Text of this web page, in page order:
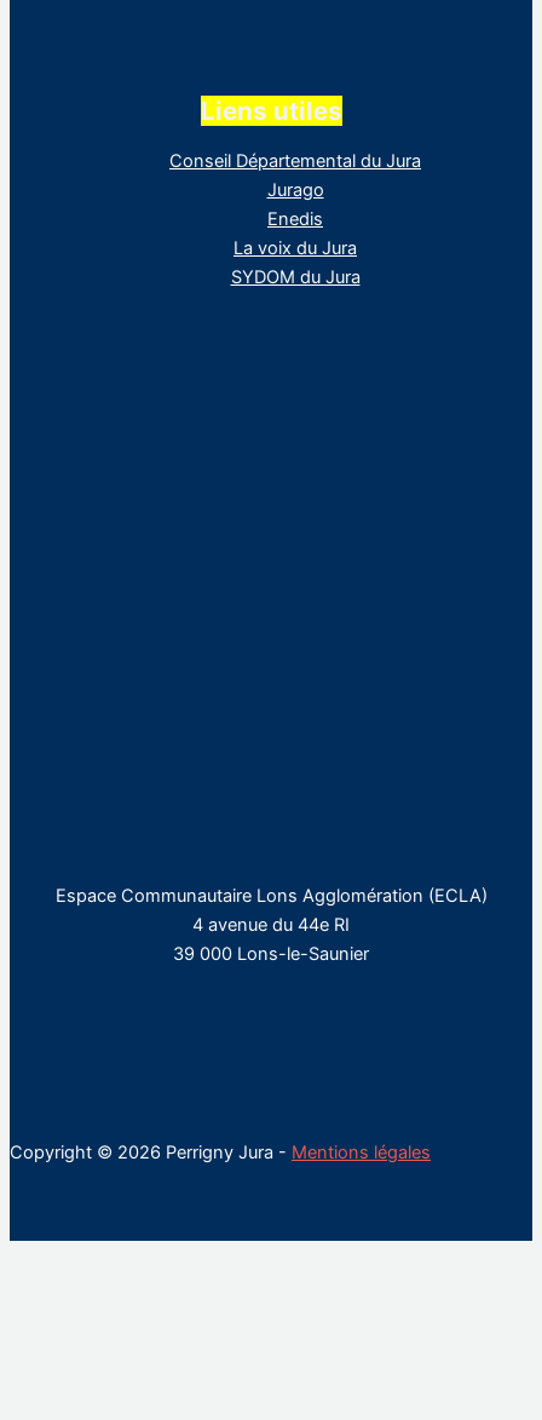
Liens utiles
Conseil Départemental du Jura
Jurago
Enedis
La voix du Jura
SYDOM du Jura
Espace Communautaire Lons Agglomération (ECLA)
4 avenue du 44e RI
39 000 Lons-le-Saunier
Copyright © 2026 Perrigny Jura - Mentions légales